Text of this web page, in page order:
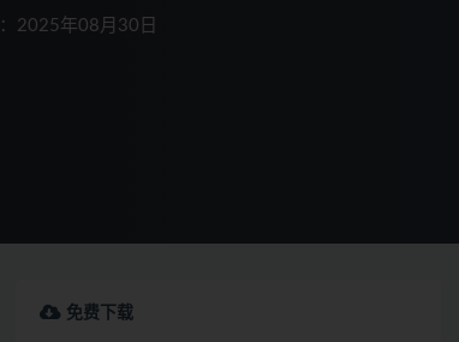
2025年08月30日
免费下载